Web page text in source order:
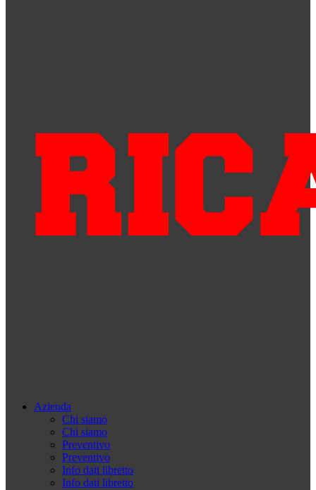
Azienda
Chi siamo
Chi siamo
Preventivo
Preventivo
Info dati libretto
Info dati libretto